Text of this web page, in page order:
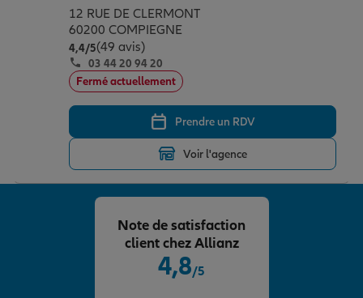
12 RUE DE CLERMONT
60200 COMPIEGNE
4,4/5Note de 4.4 sur 5
(49 avis)
03 44 20 94 20
Fermé actuellement
Prendre un RDV
Voir l'agence
4,8/5
Note de satisfaction
client chez Allianz